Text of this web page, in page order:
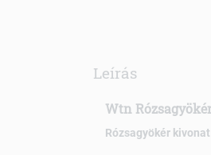
Leírás
Wtn
Rózsagyökér kivonat